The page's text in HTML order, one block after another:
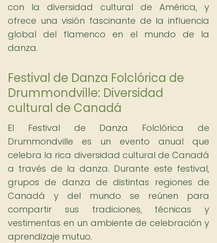
con la diversidad cultural de América, y
ofrece una visión fascinante de la influencia
global del flamenco en el mundo de la
danza.
Festival de Danza Folclórica de
Drummondville: Diversidad
cultural de Canadá
El Festival de Danza Folclórica de
Drummondville es un evento anual que
celebra la rica diversidad cultural de Canadá
a través de la danza. Durante este festival,
grupos de danza de distintas regiones de
Canadá y del mundo se reúnen para
compartir sus tradiciones, técnicas y
vestimentas en un ambiente de celebración y
aprendizaje mutuo.